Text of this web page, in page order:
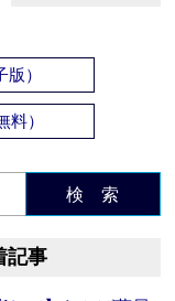
）
料）
検 索
記事